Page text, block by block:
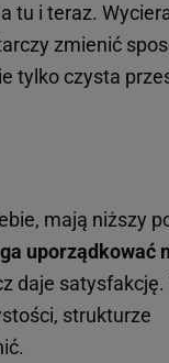
tu i teraz.
zmienić
tylko czysta
mają niższy
uporządkować
daje satysfakcję.
strukturze